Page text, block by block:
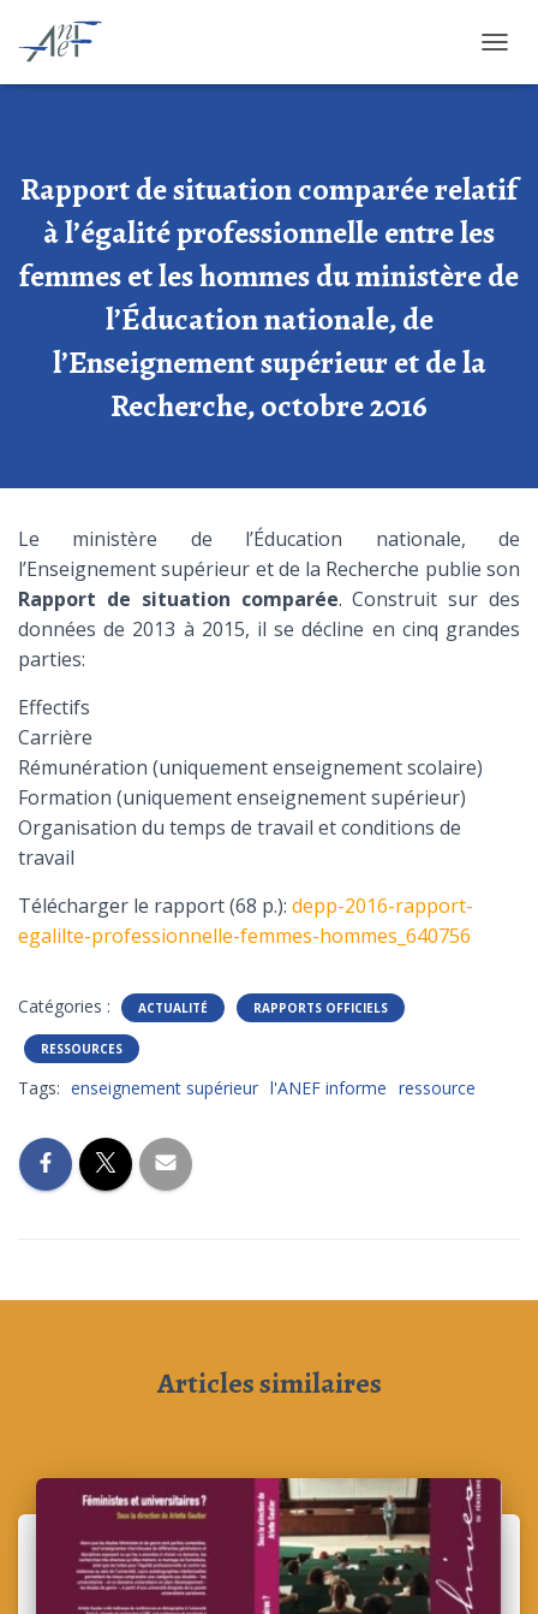
Rapport de situation comparée relatif
à l’égalité professionnelle entre les
femmes et les hommes du ministère de
l’Éducation nationale, de
l’Enseignement supérieur et de la
Recherche, octobre 2016
Le ministère de l’Éducation nationale, de
l’Enseignement supérieur et de la Recherche publie son
Rapport de situation comparée. Construit sur des
données de 2013 à 2015, il se décline en cinq grandes
parties:
Effectifs
Carrière
Rémunération (uniquement enseignement scolaire)
Formation (uniquement enseignement supérieur)
Organisation du temps de travail et conditions de
travail
Télécharger le rapport (68 p.): depp-2016-rapport-
egalilte-professionnelle-femmes-hommes_640756
Catégories : ACTUALITÉ RAPPORTS OFFICIELS
RESSOURCES
Tags: enseignement supérieur l'ANEF informe ressource
Articles similaires